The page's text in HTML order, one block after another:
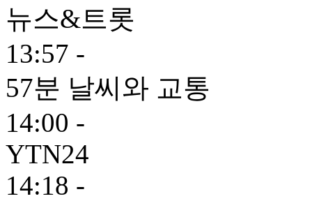
뉴스&트롯
13:57 -
57분 날씨와 교통
14:00 -
YTN24
14:18 -